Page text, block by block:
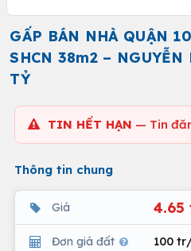
GẤP BÁN NHÀ QUẬN
SHCN 38m2 –
TỶ
TIN HẾT HẠN — Tin
Thông tin chung
Giá 4.65
Đơn giá đất 100